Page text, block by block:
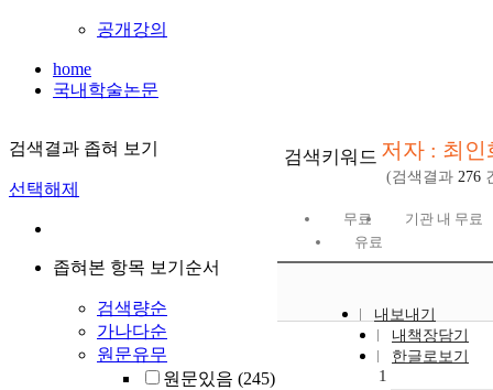
공개강의
home
국내학술논문
검색결과 좁혀 보기
선택해제
좁혀본 항목 보기순서
검색량순
가나다순
원문유무
원문있음 (245)
검색키워드 저자 : 최인
(검색결과 276
무료
기관 내 무료
유료
내보내기
내책장담기
한글로보기
1